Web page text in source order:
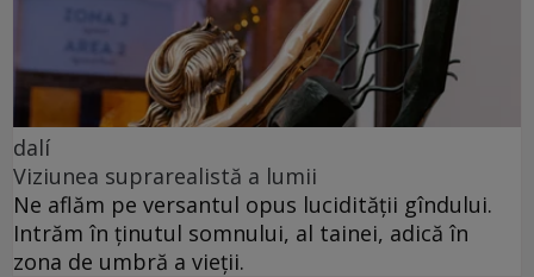
dalí
Viziunea suprarealistă a lumii
Ne aflăm pe versantul opus lucidității gîndului.
Intrăm în ținutul somnului, al tainei, adică în
zona de umbră a vieții.